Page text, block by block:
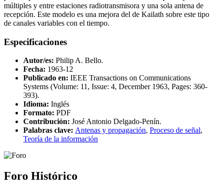
múltiples y entre estaciones radiotransmisora y una sola antena de
recepción. Este modelo es una mejora del de Kailath sobre este tipo
de canales variables con el tiempo.
Especificaciones
Autor/es: Philip A. Bello.
Fecha: 1963-12
Publicado en: IEEE Transactions on Communications
Systems (Volume: 11, Issue: 4, December 1963, Pages: 360-
393).
Idioma: Inglés
Formato: PDF
Contribución: José Antonio Delgado-Penín.
Palabras clave: Antenas y propagación, Proceso de señal,
Teoría de la información
Foro Histórico